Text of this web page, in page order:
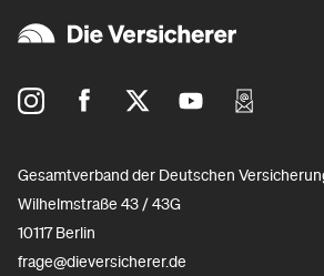
Gesamtverband der Deutschen
Wilhelmstraße 43 / 43G
10117 Berlin
frage@dieversicherer.de